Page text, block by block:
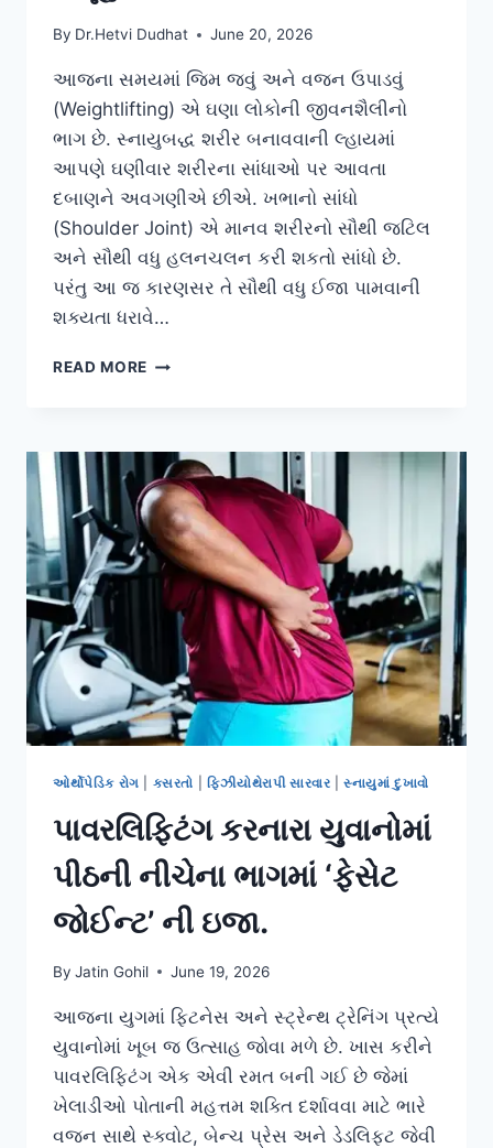
By Dr.Hetvi Dudhat June 20, 2026
આજના સમયમાં જિમ જવું અને વજન ઉપાડવું
(Weightlifting) એ ઘણા લોકોની જીવનશૈલીનો
ભાગ છે. સ્નાયુબદ્ધ શરીર બનાવવાની લ્હાયમાં
આપણે ઘણીવાર શરીરના સાંધાઓ પર આવતા
દબાણને અવગણીએ છીએ. ખભાનો સાંધો
(Shoulder Joint) એ માનવ શરીરનો સૌથી જટિલ
અને સૌથી વધુ હલનચલન કરી શકતો સાંધો છે.
પરંતુ આ જ કારણસર તે સૌથી વધુ ઈજા પામવાની
શક્યતા ધરાવે…
READ MORE વર્કઆઉટ
કારણો,
નિવારણ
અને
સંપૂર્ણ
માર્ગદર્શિકા
ઓર્થોપેડિક રોગ કસરતો ફિઝીયોથેરાપી સારવાર |સ્નાયુમાં દુખાવો
પાવરલિફ્ટિંગ કરનારા યુવાનોમાં
પીઠની નીચેના ભાગમાં ‘ફેસેટ
જોઈન્ટ’ ની ઇજા.
By Jatin Gohil June 19, 2026
આજના યુગમાં ફિટનેસ અને સ્ટ્રેન્થ ટ્રેનિંગ પ્રત્યે
યુવાનોમાં ખૂબ જ ઉત્સાહ જોવા મળે છે. ખાસ કરીને
પાવરલિફ્ટિંગ એક એવી રમત બની ગઈ છે જેમાં
ખેલાડીઓ પોતાની મહત્તમ શક્તિ દર્શાવવા માટે ભારે
વજન સાથે સ્ક્વોટ, બેન્ચ પ્રેસ અને ડેડલિફ્ટ જેવી